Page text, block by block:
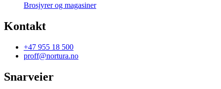
Brosjyrer og magasiner
Kontakt
+47 955 18 500
proff@nortura.no
Snarveier